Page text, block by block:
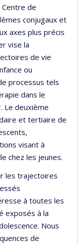
de
conjugaux et
axes plus précis
vise la
de vie
ou
processus tels
dans le
Le deuxième
et tertiaire de
visant à
chez les jeunes.
les trajectoires
à toutes les
exposés à la
Nous
de